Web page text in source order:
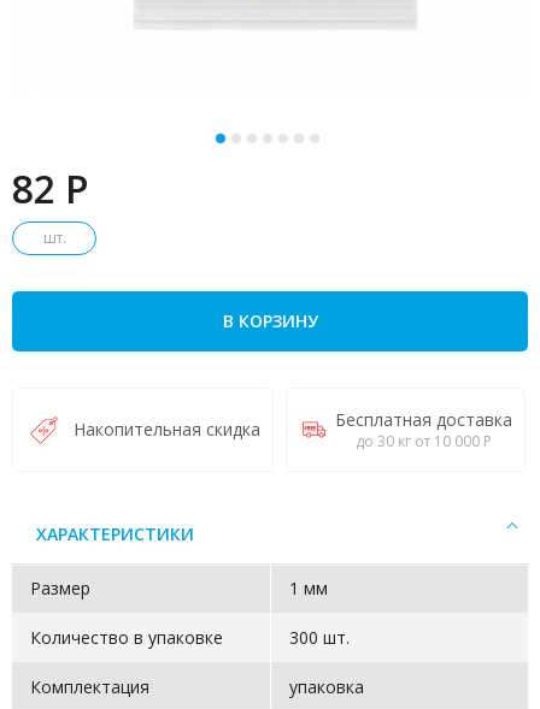
82 P
шт.
В КОРЗИНУ
Накопительная скидка Бесплатная доставка
до 30 кг от 10 000 Р
ХАРАКТЕРИСТИКИ
Размер 1 мм
Количество в упаковке 300 шт.
Комплектация упаковка